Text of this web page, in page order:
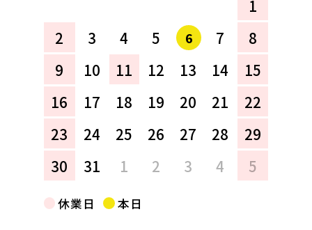
1
2
3 4 5 6 7
8
9
10 11 12 13 14
15
16
17 18 19 20 21
22
23
24 25 26 27 28
29
30
31 1 2 3 4 5
休業日 本日